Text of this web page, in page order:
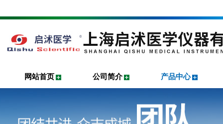
网站首页 公司简介 产品中心